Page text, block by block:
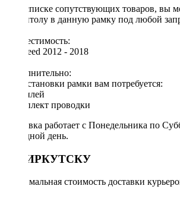
[!] В списке сопутствующих товаров, вы
магнитолу в данную рамку под любой
Совместимость:
Kia Ceed 2012 - 2018
Дополнительно:
Для установки рамки вам потребуется:
◦ дисплей
◦ комплект проводки
Доставка работает с Понедельника по
выходной день.
ПО ИРКУТСКУ
Минимальная стоимость доставки